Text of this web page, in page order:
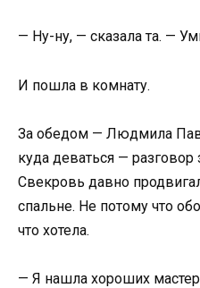
— Ну-ну, — сказала та. —
И пошла в комнату.
За обедом — Людмила
куда деваться —
Свекровь давно
спальне. Не потому что
что хотела.
— Я нашла хороших